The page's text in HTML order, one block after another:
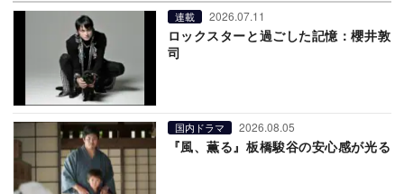
連載 2026.07.11
ロックスターと過ごした記憶：櫻井敦
司
国内ドラマ 2026.08.05
『風、薫る』板橋駿谷の安心感が光る